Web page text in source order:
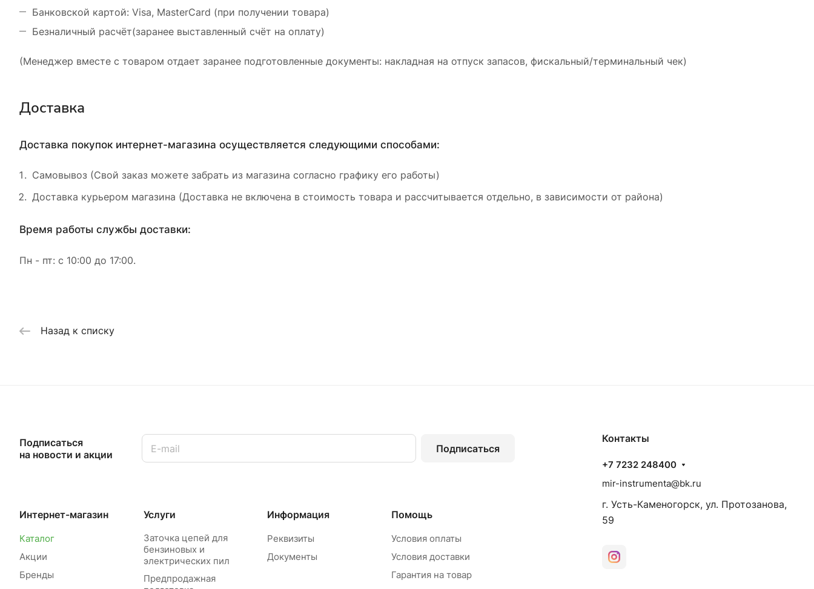
Банковской картой: Visa, MasterCard (при получении товара)
Безналичный расчёт(заранее выставленный счёт на оплату)
(Менеджер вместе с товаром отдает заранее подготовленные документы: накладная на отпуск запасов, фискальный/терминальный чек)
Доставка
Доставка покупок интернет-магазина осуществляется следующими способами:
Самовывоз (Свой заказ можете забрать из магазина согласно графику его работы)
Доставка курьером магазина (Доставка не включена в стоимость товара и рассчитывается отдельно, в зависимости от района)
Время работы службы доставки:
Пн - пт: с 10:00 до 17:00.
Назад к списку
Подписаться
на новости и акции
Подписаться
Интернет-магазин
Каталог
Акции
Бренды
Услуги
Заточка цепей для
бензиновых и
электрических пил
Предпродажная
Информация
Реквизиты
Документы
Помощь
Условия оплаты
Условия доставки
Гарантия на товар
Контакты
+7 7232 248400
mir-instrumenta@bk.ru
г. Усть-Каменогорск, ул. Протозанова,
59